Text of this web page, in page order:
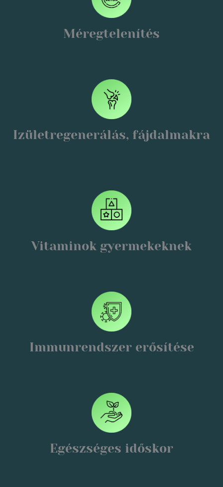
Méregtelenítés
Izületregenerálás, fájdalmakra
Vitaminok gyermekeknek
Immunrendszer erősítése
Egészséges időskor